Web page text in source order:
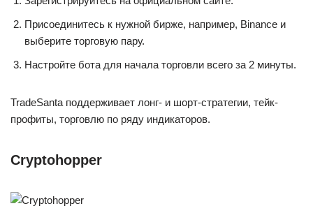
Присоединитесь к нужной бирже, например, Binance и
выберите торговую пару.
Настройте бота для начала торговли всего за 2 минуты.
TradeSanta поддерживает лонг- и шорт-стратегии, тейк-
профиты, торговлю по ряду индикаторов.
Cryptohopper